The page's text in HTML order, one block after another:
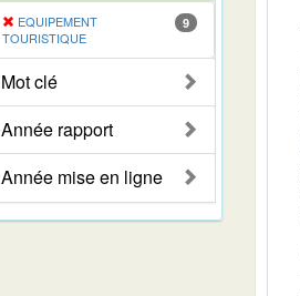
EQUIPEMENT
TOURISTIQUE
9
Mot clé
Année rapport
Année mise en ligne